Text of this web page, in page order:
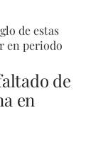
de estas
en periodo
de
en